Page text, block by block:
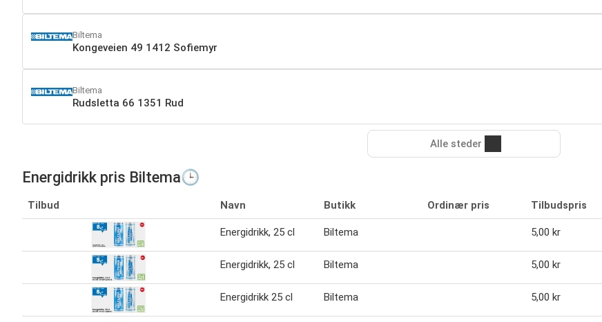
Biltema
Kongeveien 49 1412 Sofiemyr
Biltema
Rudsletta 66 1351 Rud
Alle steder
Energidrikk pris Biltema🕒
Tilbud Navn Butikk Ordinær pris Tilbudspris
Energidrikk, 25 cl Biltema 5,00 kr
Energidrikk, 25 cl Biltema 5,00 kr
Energidrikk 25 cl Biltema 5,00 kr